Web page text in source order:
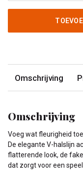
Omschrijving
Omschrijving
Voeg wat fleurigheid
De elegante V-halslijn
flatterende look, de
dat zorgt voor een